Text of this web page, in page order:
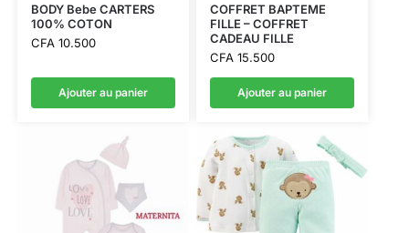
BODY Bebe CARTERS
100% COTON
CFA10.500
Ajouter au panier
COFFRET BAPTEME
FILLE – COFFRET
CADEAU FILLE
CFA15.500
Ajouter au panier